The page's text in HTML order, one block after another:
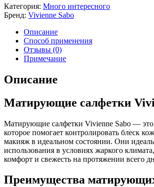
Категория: Много интересного
Бренд: Vivienne Sabo
Описание
Способ применения
Отзывы (0)
Примечание
Описание
Матирующие салфетки
Матирующие салфетки Vivienne Sabo — это
которое помогает контролировать блеск
макияж в идеальном состоянии. Они
использования в условиях жаркого
комфорт и свежесть на протяжении всего
Преимущества